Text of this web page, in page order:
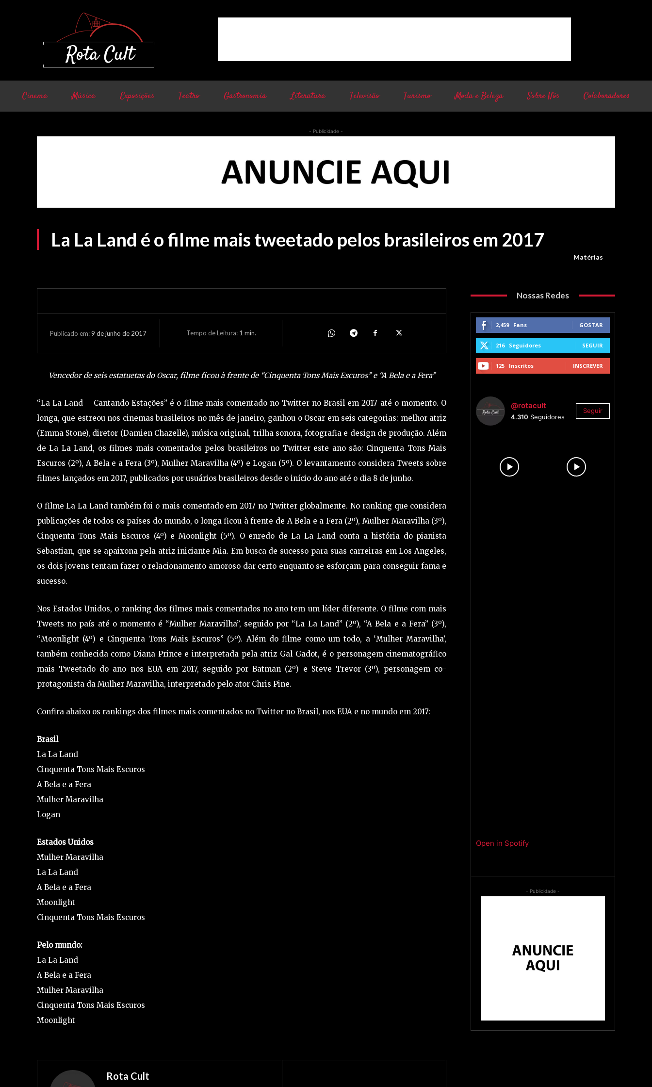
Cinema Música Exposições Teatro Gastronomia Literatura Televisão Turismo Moda e Beleza Sobre Nós Colaboradores
- Publicidade -
La La Land é o filme mais tweetado pelos brasileiros em 2017
Matérias
Publicado em: 9 de junho de 2017 Tempo de Leitura: 1 min.
Vencedor de seis estatuetas do Oscar, filme ficou à frente de “Cinquenta Tons Mais Escuros” e “A Bela e a Fera”
“La La Land – Cantando Estações” é o filme mais comentado no Twitter no Brasil em 2017 até o momento. O
longa, que estreou nos cinemas brasileiros no mês de janeiro, ganhou o Oscar em seis categorias: melhor atriz
(Emma Stone), diretor (Damien Chazelle), música original, trilha sonora, fotografia e design de produção. Além
de La La Land, os filmes mais comentados pelos brasileiros no Twitter este ano são: Cinquenta Tons Mais
Escuros (2º), A Bela e a Fera (3º), Mulher Maravilha (4º) e Logan (5º). O levantamento considera Tweets sobre
filmes lançados em 2017, publicados por usuários brasileiros desde o início do ano até o dia 8 de junho.
O filme La La Land também foi o mais comentado em 2017 no Twitter globalmente. No ranking que considera
publicações de todos os países do mundo, o longa ficou à frente de A Bela e a Fera (2º), Mulher Maravilha (3º),
Cinquenta Tons Mais Escuros (4º) e Moonlight (5º). O enredo de La La Land conta a história do pianista
Sebastian, que se apaixona pela atriz iniciante Mia. Em busca de sucesso para suas carreiras em Los Angeles,
os dois jovens tentam fazer o relacionamento amoroso dar certo enquanto se esforçam para conseguir fama e
sucesso.
Nos Estados Unidos, o ranking dos filmes mais comentados no ano tem um líder diferente. O filme com mais
Tweets no país até o momento é “Mulher Maravilha”, seguido por “La La Land” (2º), “A Bela e a Fera” (3º),
“Moonlight (4º) e Cinquenta Tons Mais Escuros” (5º). Além do filme como um todo, a ‘Mulher Maravilha’,
também conhecida como Diana Prince e interpretada pela atriz Gal Gadot, é o personagem cinematográfico
mais Tweetado do ano nos EUA em 2017, seguido por Batman (2º) e Steve Trevor (3º), personagem co-
protagonista da Mulher Maravilha, interpretado pelo ator Chris Pine.
Confira abaixo os rankings dos filmes mais comentados no Twitter no Brasil, nos EUA e no mundo em 2017:
Brasil
La La Land
Cinquenta Tons Mais Escuros
A Bela e a Fera
Mulher Maravilha
Logan
Estados Unidos
Mulher Maravilha
La La Land
A Bela e a Fera
Moonlight
Cinquenta Tons Mais Escuros
Pelo mundo:
La La Land
A Bela e a Fera
Mulher Maravilha
Cinquenta Tons Mais Escuros
Moonlight
Rota Cult
Nossas Redes
2,459 Fans GOSTAR
216 Seguidores SEGUIR
125 Inscritos INSCREVER
@rotacult
4.310 Seguidores
Seguir
Open in Spotify
- Publicidade -